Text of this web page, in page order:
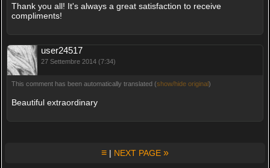
Thank you all! It's always a great satisfaction to receive
compliments!
user24517
27 Settembre 2014 (7:34)
This comment has been automatically translated (show/hide original)
Beautiful extraordinary
≡ | NEXT PAGE »